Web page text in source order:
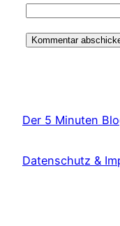
Der 5 Minuten
Datenschutz &